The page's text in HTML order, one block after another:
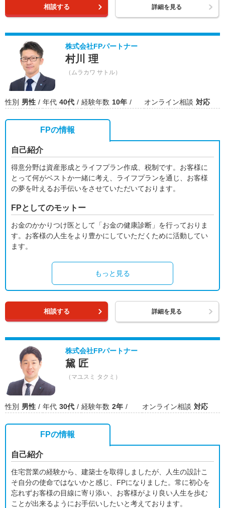
相談する 詳細を見る
株式会社FPパートナー
村川 理
（ムラカワ サトル）
性別 男性 年代 40代 経験年数 10年 オンライン相談 対応
FPの情報
自己紹介
得意分野は資産形成とライフプラン作成、税制です。お客様に
とって何がベストか一緒に考え、ライフプランを通じ、お客様
の夢を叶えるお手伝いをさせていただいております。
FPとしてのモットー
お金のかかりつけ医として「お金の健康診断」を行っておりま
す。お客様の人生をより豊かにしていただくために活動してい
ます。
もっと見る
相談する 詳細を見る
株式会社FPパートナー
黛 匠
（マユスミ タクミ）
性別 男性 年代 30代 経験年数 2年 オンライン相談 対応
FPの情報
自己紹介
住宅営業の経験から、建築士を取得しましたが、人生の設計こ
そ自分の使命ではないかと感じ、FPになりました。常に初心を
忘れずお客様の目線に寄り添い、お客様がより良い人生を歩む
ことが出来るようにお手伝いしたいと考えております。